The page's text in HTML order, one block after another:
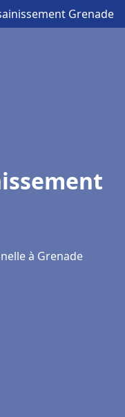
Grenade
à Grenade